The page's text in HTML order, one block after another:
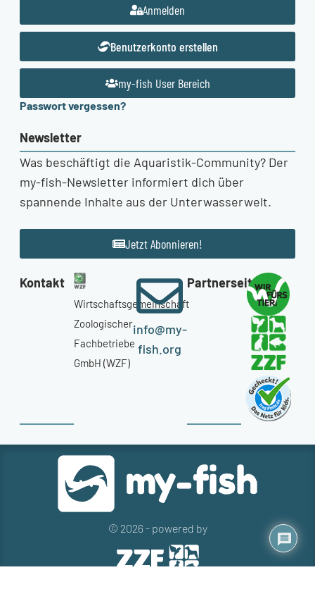
Anmelden
Benutzerkonto erstellen
my-fish User Bereich
Passwort vergessen?
Newsletter
Was beschäftigt die Aquaristik-Community? Der
my-fish-Newsletter informiert dich über
spannende Inhalte aus der Unterwasserwelt.
Jetzt Abonnieren!
Kontakt
Wirtschaftsgemeinschaft
Zoologischer
Fachbetriebe
GmbH (WZF)
info@my-
fish.org
Partnerseiten
© 2026 - powered by